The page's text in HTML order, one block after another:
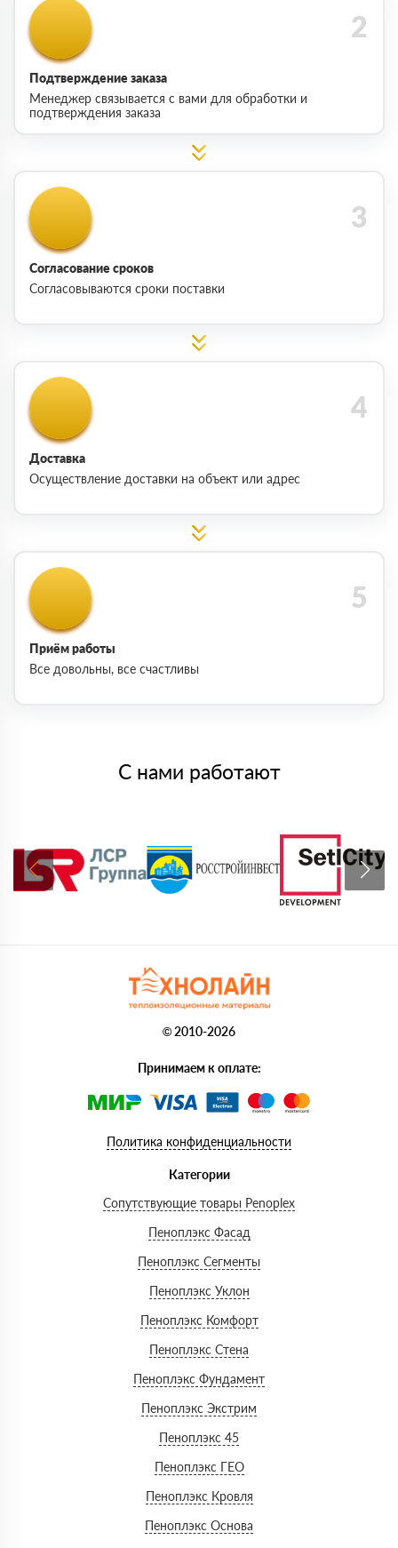
Подтверждение заказа
Менеджер связывается с вами для обработки и
подтверждения заказа
Согласование сроков
Согласовываются сроки поставки
Доставка
Осуществление доставки на объект или адрес
Приём работы
Все довольны, все счастливы
С нами работают
© 2010-2026
Принимаем к оплате:
Политика конфиденциальности
Категории
Сопутствующие товары Penoplex
Пеноплэкс Фасад
Пеноплэкс Сегменты
Пеноплэкс Уклон
Пеноплэкс Комфорт
Пеноплэкс Стена
Пеноплэкс Фундамент
Пеноплэкс Экстрим
Пеноплэкс 45
Пеноплэкс ГЕО
Пеноплэкс Кровля
Пеноплэкс Основа